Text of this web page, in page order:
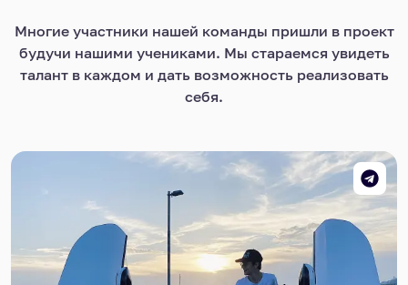
Многие участники нашей команды пришли в проект
будучи нашими учениками. Мы стараемся увидеть
талант в каждом и дать возможность реализовать
себя.